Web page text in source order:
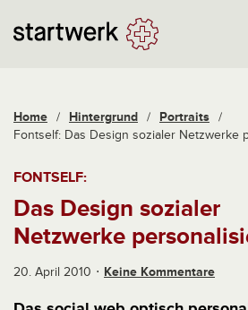
Home / Hintergrund / Portraits /
Fontself: Das Design sozialer Netzwerke
FONTSELF:
Das Design sozialer
Netzwerke
20. April 2010 Keine Kommentare